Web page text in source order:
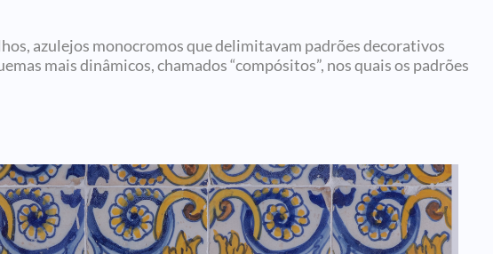
azulejos monocromos que delimitavam padrões decorativos
mais dinâmicos, chamados “compósitos”, nos quais os padrões